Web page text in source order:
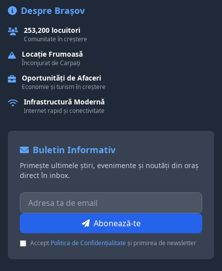
Despre Brașov
253,200 locuitori
Comunitate în creștere
Locație Frumoasă
Înconjurat de Carpați
Oportunități de Afaceri
Economie și turism în creștere
Infrastructură Modernă
Internet rapid și conectivitate
Buletin Informativ
Primește ultimele știri, evenimente și noutăți din oraș
direct în inbox.
Abonează-te
Accept Politica de Confidențialitateși primirea de newsletter